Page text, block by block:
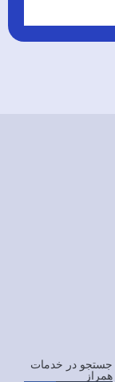
جستجو در خدمات
همراز